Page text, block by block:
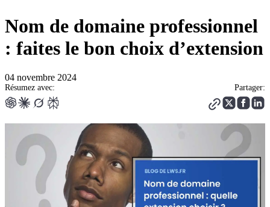
Nom de domaine professionnel
: faites le bon choix d’extension
04 novembre 2024
Résumez avec: Partager: